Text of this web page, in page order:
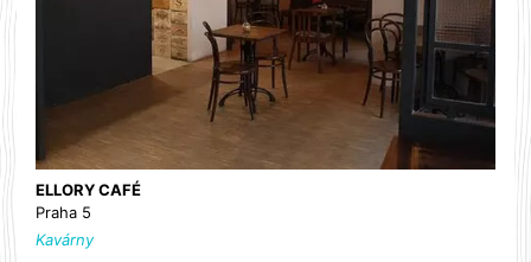
ELLORY CAFÉ
Praha 5
Kavárny